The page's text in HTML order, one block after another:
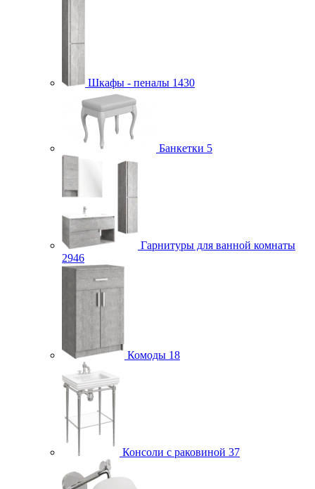
Шкафы - пеналы 1430
Банкетки 5
Гарнитуры для ванной комнаты
2946
Комоды 18
Консоли с раковиной 37